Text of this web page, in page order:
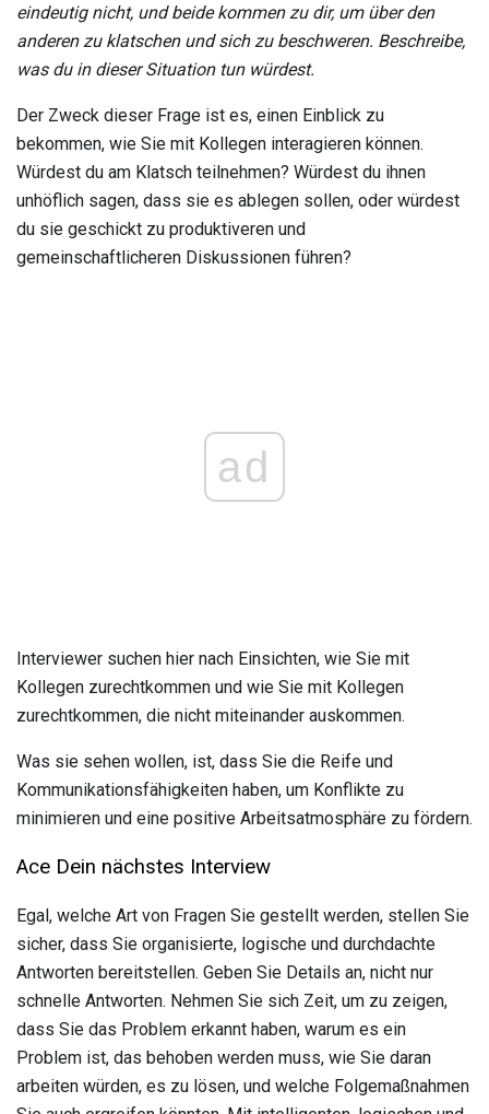
eindeutig nicht, und beide kommen zu dir, um über den
anderen zu klatschen und sich zu beschweren. Beschreibe,
was du in dieser Situation tun würdest.
Der Zweck dieser Frage ist es, einen Einblick zu
bekommen, wie Sie mit Kollegen interagieren können.
Würdest du am Klatsch teilnehmen? Würdest du ihnen
unhöflich sagen, dass sie es ablegen sollen, oder würdest
du sie geschickt zu produktiveren und
gemeinschaftlicheren Diskussionen führen?
ad
Interviewer suchen hier nach Einsichten, wie Sie mit
Kollegen zurechtkommen und wie Sie mit Kollegen
zurechtkommen, die nicht miteinander auskommen.
Was sie sehen wollen, ist, dass Sie die Reife und
Kommunikationsfähigkeiten haben, um Konflikte zu
minimieren und eine positive Arbeitsatmosphäre zu fördern.
Ace Dein nächstes Interview
Egal, welche Art von Fragen Sie gestellt werden, stellen Sie
sicher, dass Sie organisierte, logische und durchdachte
Antworten bereitstellen. Geben Sie Details an, nicht nur
schnelle Antworten. Nehmen Sie sich Zeit, um zu zeigen,
dass Sie das Problem erkannt haben, warum es ein
Problem ist, das behoben werden muss, wie Sie daran
arbeiten würden, es zu lösen, und welche Folgemaßnahmen